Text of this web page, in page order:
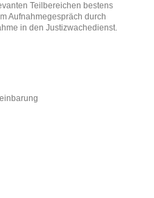
Teilbereichen bestens
Aufnahmegespräch durch
in den Justizwachedienst.